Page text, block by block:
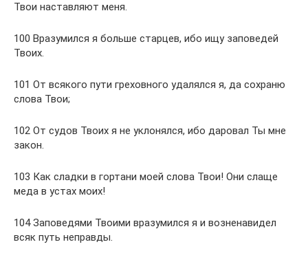
Твои наставляют меня.
100 Вразумился я больше старцев, ибо ищу заповедей
Твоих.
101 От всякого пути греховного удалялся я, да сохраню
слова Твои;
102 От судов Твоих я не уклонялся, ибо даровал Ты мне
закон.
103 Как сладки в гортани моей слова Твои! Они слаще
меда в устах моих!
104 Заповедями Твоими вразумился я и возненавидел
всяк путь неправды.